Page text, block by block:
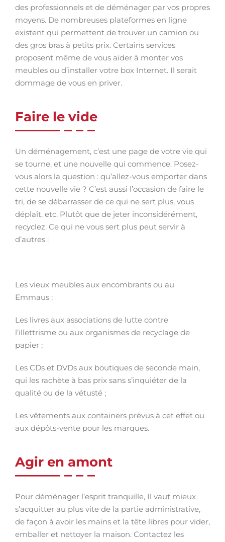
des professionnels et de déménager par vos propres
moyens. De nombreuses plateformes en ligne
existent qui permettent de trouver un camion ou
des gros bras à petits prix. Certains services
proposent même de vous aider à monter vos
meubles ou d’installer votre box Internet. Il serait
dommage de vous en priver.
Faire le vide
Un déménagement, c’est une page de votre vie qui
se tourne, et une nouvelle qui commence. Posez-
vous alors la question : qu’allez-vous emporter dans
cette nouvelle vie ? C’est aussi l’occasion de faire le
tri, de se débarrasser de ce qui ne sert plus, vous
déplaît, etc. Plutôt que de jeter inconsidérément,
recyclez. Ce qui ne vous sert plus peut servir à
d’autres :
Les vieux meubles aux encombrants ou au
Emmaus ;
Les livres aux associations de lutte contre
l’illettrisme ou aux organismes de recyclage de
papier ;
Les CDs et DVDs aux boutiques de seconde main,
qui les rachète à bas prix sans s’inquiéter de la
qualité ou de la vétusté ;
Les vêtements aux containers prévus à cet effet ou
aux dépôts-vente pour les marques.
Agir en amont
Pour déménager l’esprit tranquille, Il vaut mieux
s’acquitter au plus vite de la partie administrative,
de façon à avoir les mains et la tête libres pour vider,
emballer et nettoyer la maison. Contactez les